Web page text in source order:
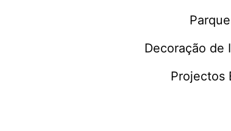
Decoração de
Projectos